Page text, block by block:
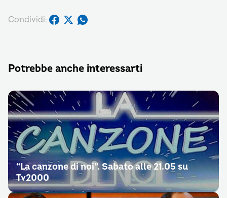
Condividi:
Potrebbe anche interessarti
“La canzone di noi”. Sabato alle 21.05 su
Tv2000